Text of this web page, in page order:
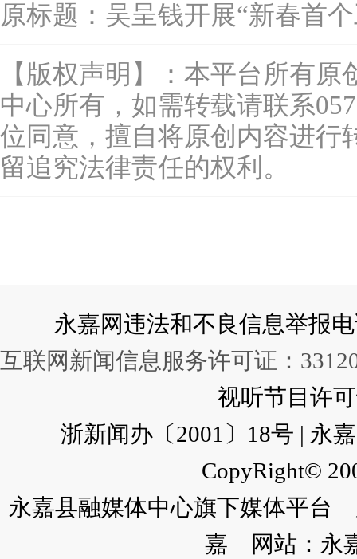
原标题： 吴呈钱开展“新春首
【版权声明】：本平台所有
中心所有，如需转载请联系
位同意，擅自将原创内容进行
留追究法律责任的权利。
永嘉网违法和不良信息举报
互联网新闻信息服务许可证：
视听节目许
浙新闻办〔2001〕18号 | 永
CopyRight©
永嘉县融媒体中心旗下媒体平
嘉 网站：永